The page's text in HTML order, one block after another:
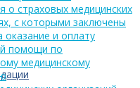
о страховых медицинских
с которыми заключены
оказание и оплату
помощи по
медицинскому